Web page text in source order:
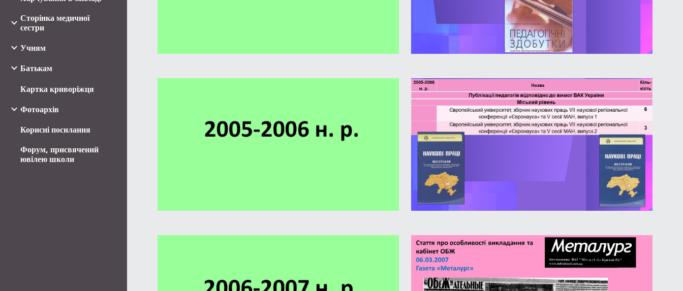
Сторінка медичної
сестри
Учням
Батькам
Картка криворіжця
Фотоархів
Корисні посилання
Форум, присвячений
ювілею школи